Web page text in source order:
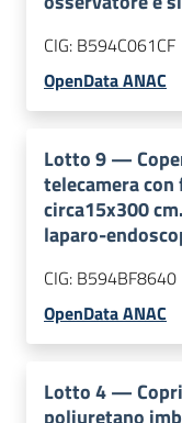
CIG: B594C061CF
OpenData ANAC
Lotto9—
telecamera
circa15x300
laparo-
CIG: B594BF8640
OpenData ANAC
Lotto4—
poliuretano